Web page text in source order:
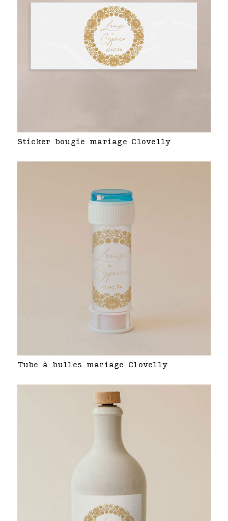
Sticker bougie mariage Clovelly
Tube à bulles mariage Clovelly